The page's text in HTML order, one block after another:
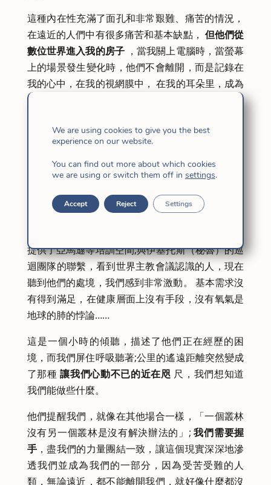
這種內在性充滿了面孔和非常艱難、痛苦的情況，
在遠近的人們中有很多痛苦和基本缺點， 但他們從
數位世界進入我的房子，當我關上電腦時，當螢幕
上的場景發生變化時，他們不會離開，而是記錄在
我的心中，在我的視網膜中， 在我的耳朵里，成為
我的一部分。
我正在發現虛擬連接的這種力量，即使沒有身體接
觸，它也具有很好的現實性;他們進入並留在房間
內，在“我”的最深處，成為“我們”，或者說是那個
屬於我的世界的有人居住的“我”，從中沒有任何東
本周在Entreculturas，它踐行了這個
提供了亞馬遜等培訓空間;與伊基托斯（秘魯）的巡
迴團隊的聯繫，看到世界主教會議認識的人，現在
聽到他們的處境，我們感到非常激動。 基本需求沒
有得到滿足，在健康層面上沒有手段，沒有氧氣是
地球的肺的悖論……
這是一個小時的傾聽，描述了他們正在經歷的困
境，而我們屏住呼吸聽著;公里的遙遠距離突然變成
了那種讓我們心動不已的近在咫 尺，我們想知道
我們能做些什麼。
他們提醒我們，就像在其他場合一樣，「一個叢林
沒有另一個叢林是沒有解決辦法的」; 我們需要握
手 ，盡我們的力量團結一致，讓這個現實深深地滲
透我們並成為我們的一部分，因為受苦受難的人
類，無論遠近，都不能離開我們，就好像什麼都沒
We are using cookies to give you the best
experience on our website.
You can find out more about which cookies
we are using or switch them off in settings.
Accept Reject Settings